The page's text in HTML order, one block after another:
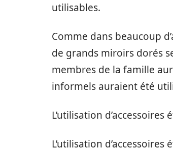
utilisables.
Comme dans beaucoup
de grands miroirs dorés
membres de la famille
informels auraient été
L’utilisation
L’utilisation